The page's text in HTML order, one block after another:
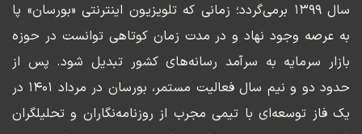
سال ۱۳۹۹ برمی‌گردد؛ زمانی که تلویزیون اینترنتی «بورسان» پا
به عرصه وجود نهاد و در مدت زمان کوتاهی توانست در حوزه
بازار سرمایه به سرآمد رسانه‌های کشور تبدیل شود. پس از
حدود دو و نیم سال فعالیت مستمر، بورسان در مرداد ۱۴۰۱ در
یک فاز توسعه‌ای با تیمی مجرب از روزنامه‌نگاران و تحلیلگران